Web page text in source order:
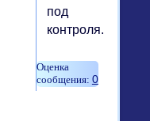
под
контроля.
0